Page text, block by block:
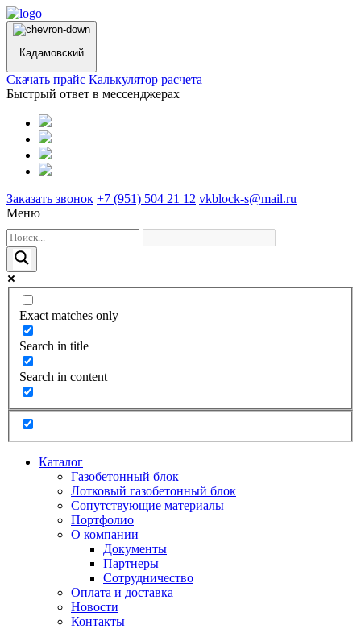
Кадамовский
Cкачать прайс Калькулятор расчета
Быстрый ответ в мессенджерах
Заказать звонок +7 (951) 504 21 12 vkblock-s@mail.ru
Меню
Exact matches only
Search in title
Search in content
Каталог
Газобетонный блок
Лотковый газобетонный блок
Сопутствующие материалы
Портфолио
О компании
Документы
Партнеры
Сотрудничество
Оплата и доставка
Новости
Контакты